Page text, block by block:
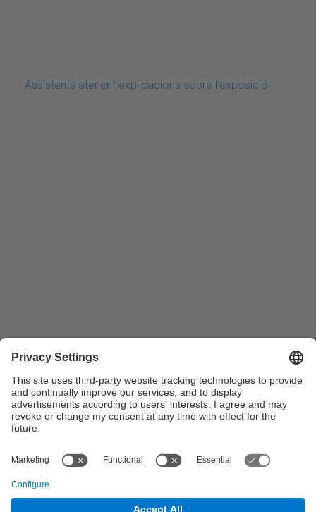
Assistents atenent explicacions sobre l'exposició
Vista d'assistents i maquetes